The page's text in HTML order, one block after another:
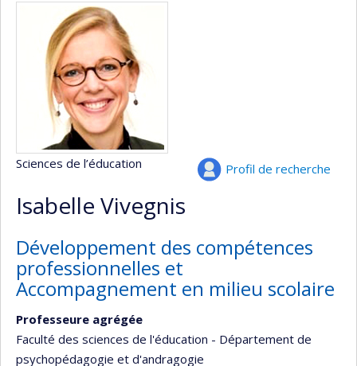
Profil de recherche
Sciences de l’éducation
Isabelle Vivegnis
Développement des compétences
professionnelles et
Accompagnement en milieu scolaire
Professeure agrégée
Faculté des sciences de l'éducation - Département de
psychopédagogie et d'andragogie